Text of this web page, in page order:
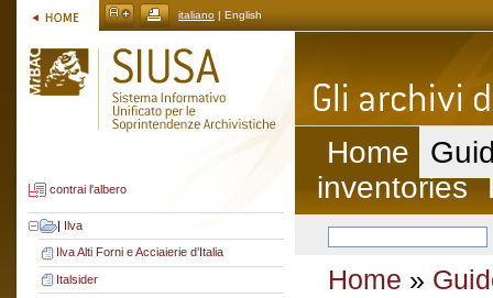
italiano | English
contrai l'albero
| Ilva
Ilva Alti Forni e Acciaierie d’Italia
Italsider
Home
inventories
Home »